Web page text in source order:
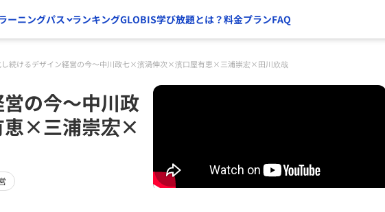
ーニングパス ランキングGLOBIS学び放題とは？料金プランFAQ
し続けるデザイン経営の今～中川政七×濱渦伸次×濱口屋有恵×三浦崇宏×田川欣哉
の今～中川政
×三浦崇宏×